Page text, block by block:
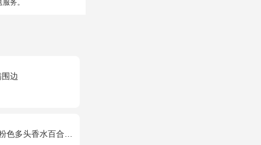
务。
边
水百合，栀子叶适量